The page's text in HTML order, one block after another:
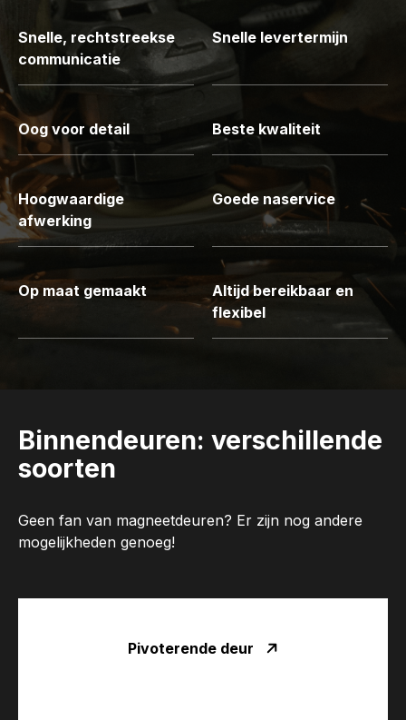
Snelle, rechtstreekse
communicatie
Snelle levertermijn
Oog voor detail Beste kwaliteit
Hoogwaardige
afwerking
Goede naservice
Op maat gemaakt
Altijd bereikbaar en
flexibel
Binnendeuren: verschillende
soorten
Geen fan van magneetdeuren? Er zijn nog andere
mogelijkheden genoeg!
Pivoterende deur